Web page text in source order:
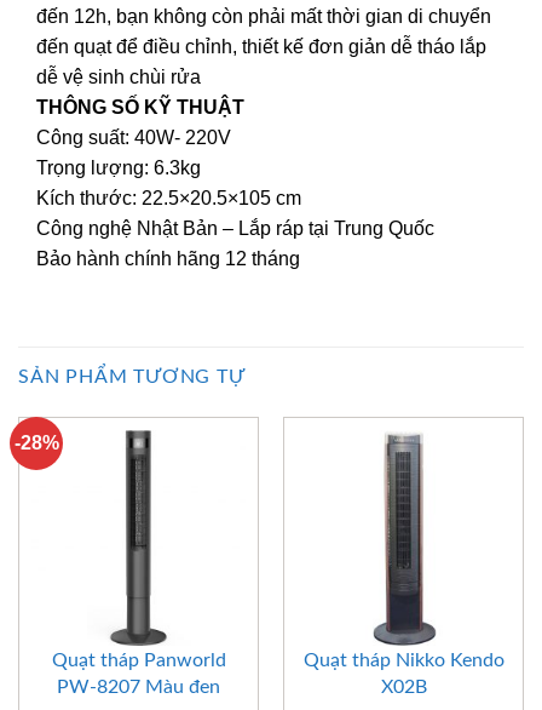
đến 12h, bạn không còn phải mất thời gian di chuyển
đến quạt để điều chỉnh, thiết kế đơn giản dễ tháo lắp
dễ vệ sinh chùi rửa
THÔNG SỐ KỸ THUẬT
Công suất: 40W- 220V
Trọng lượng: 6.3kg
Kích thước: 22.5×20.5×105 cm
Công nghệ Nhật Bản – Lắp ráp tại Trung Quốc
Bảo hành chính hãng 12 tháng
SẢN PHẨM TƯƠNG TỰ
-28%
Quạt tháp Panworld
PW-8207 Màu đen
Quạt tháp Nikko Kendo
X02B